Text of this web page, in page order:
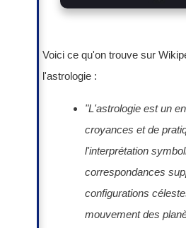
Voici ce qu'on trouve sur
l'astrologie :
"L'astrologie est un
croyances et de
l'interprétation
correspondances
configurations
mouvement des